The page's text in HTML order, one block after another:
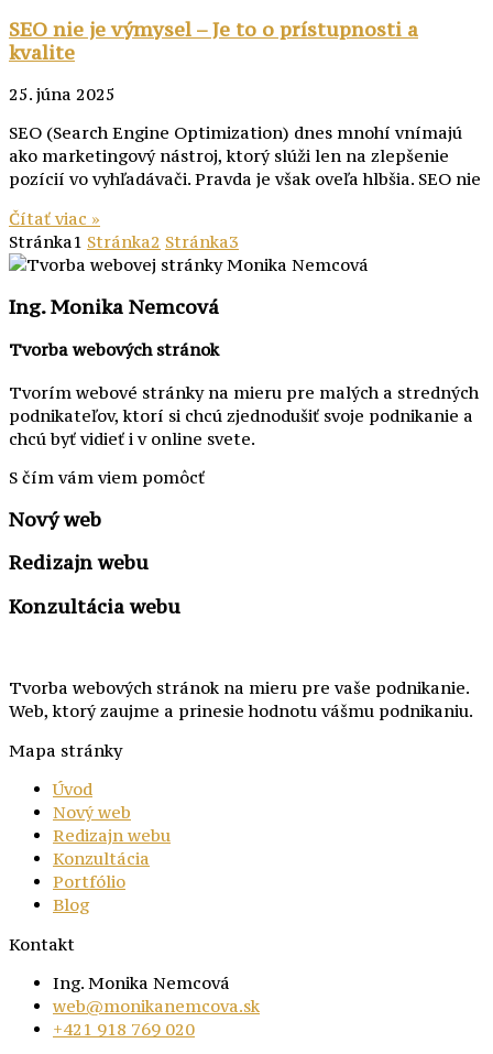
SEO nie je výmysel – Je to o prístupnosti a
kvalite
25. júna 2025
SEO (Search Engine Optimization) dnes mnohí vnímajú
ako marketingový nástroj, ktorý slúži len na zlepšenie
pozícií vo vyhľadávači. Pravda je však oveľa hlbšia. SEO nie
Čítať viac »
Stránka1 Stránka2 Stránka3
Ing. Monika Nemcová
Tvorba webových stránok
Tvorím webové stránky na mieru pre malých a stredných
podnikateľov, ktorí si chcú zjednodušiť svoje podnikanie a
chcú byť vidieť i v online svete.
S čím vám viem pomôcť
Nový web
Redizajn webu
Konzultácia webu
Tvorba webových stránok na mieru pre vaše podnikanie.
Web, ktorý zaujme a prinesie hodnotu vášmu podnikaniu.
Mapa stránky
Úvod
Nový web
Redizajn webu
Konzultácia
Portfólio
Blog
Kontakt
Ing. Monika Nemcová
web@monikanemcova.sk
+421 918 769 020